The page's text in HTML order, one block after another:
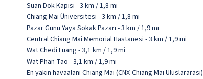
Suan Dok Kapısı - 3 km / 1,8 mi
Chiang Mai Üniversitesi - 3 km / 1,8 mi
Pazar Günü Yaya Sokak Pazarı - 3 km / 1,9 mi
Central Chiang Mai Memorial Hastanesi - 3 km / 1,9 mi
Wat Chedi Luang - 3,1 km / 1,9 mi
Wat Phan Tao - 3,1 km / 1,9 mi
En yakın havaalanı Chiang Mai (CNX-Chiang Mai